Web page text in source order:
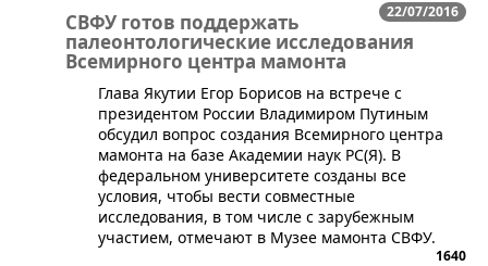
22/07/2016
СВФУ готов поддержать
палеонтологические исследования
Всемирного центра мамонта
​Глава Якутии Егор Борисов на встрече с
президентом России Владимиром Путиным
обсудил вопрос создания Всемирного центра
мамонта на базе Академии наук РС(Я). В
федеральном университете созданы все
условия, чтобы вести совместные
исследования, в том числе с зарубежным
участием, отмечают в Музее мамонта СВФУ.
1640